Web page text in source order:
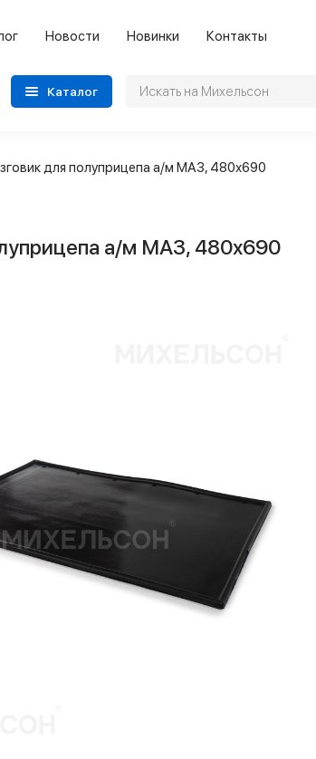
Новости Новинки Контакты
Каталог
для полуприцепа а/м МАЗ, 480х690
а/м МАЗ, 480х690